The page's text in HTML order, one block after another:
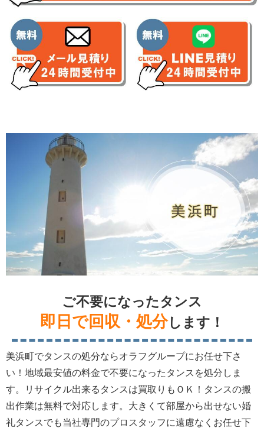
ご不要になったタンス
即日で回収・処分します！
美浜町でタンスの処分ならオラフグループにお任せ下さ
い！地域最安値の料金で不要になったタンスを処分しま
す。リサイクル出来るタンスは買取りもＯＫ！タンスの搬
出作業は無料で対応します。大きくて部屋から出せない婚
礼タンスでも当社専門のプロスタッフに遠慮なくお任せ下